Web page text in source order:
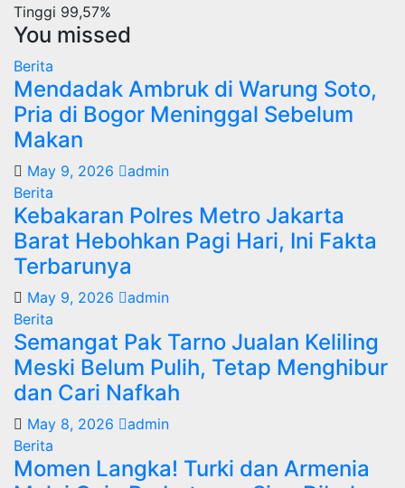
Tinggi 99,57%
You missed
Berita
Mendadak Ambruk di Warung Soto,
Pria di Bogor Meninggal Sebelum
Makan
May 9, 2026
admin
Berita
Kebakaran Polres Metro Jakarta
Barat Hebohkan Pagi Hari, Ini Fakta
Terbarunya
May 9, 2026
admin
Berita
Semangat Pak Tarno Jualan Keliling
Meski Belum Pulih, Tetap Menghibur
dan Cari Nafkah
May 8, 2026
admin
Berita
Momen Langka! Turki dan Armenia